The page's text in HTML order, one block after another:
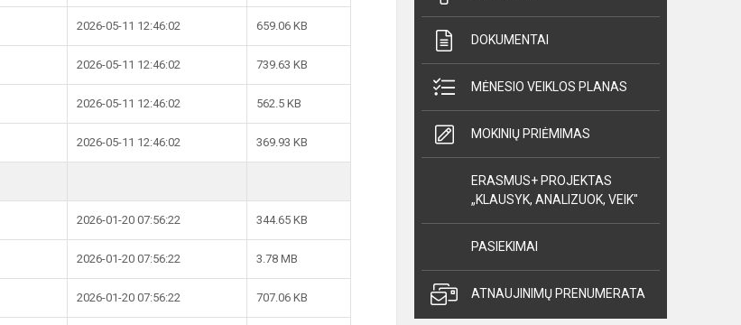
2026-05-11 12:46:02 659.06 KB
2026-05-11 12:46:02 739.63 KB
2026-05-11 12:46:02 562.5 KB
2026-05-11 12:46:02 369.93 KB
2026-01-20 07:56:22 344.65 KB
2026-01-20 07:56:22 3.78 MB
2026-01-20 07:56:22 707.06 KB
DOKUMENTAI
MĖNESIO VEIKLOS PLANAS
MOKINIŲ PRIĖMIMAS
ERASMUS+ PROJEKTAS
„KLAUSYK, ANALIZUOK, VEIK"
PASIEKIMAI
ATNAUJINIMŲ PRENUMERATA